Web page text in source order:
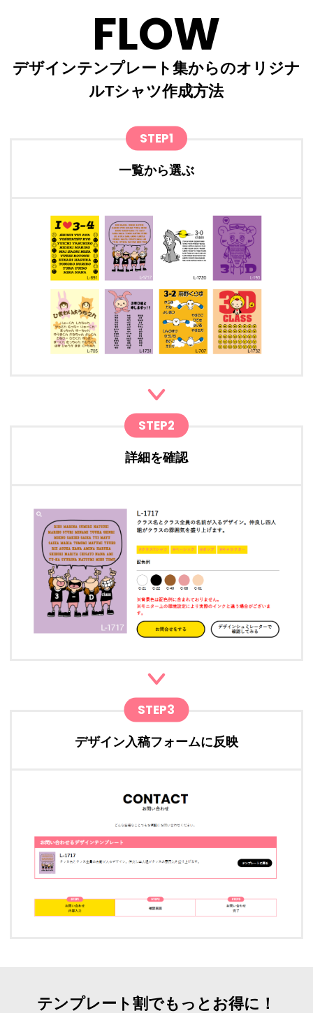
FLOW
デザインテンプレート集からのオリジナ
ルTシャツ作成方法
STEP1
一覧から選ぶ
STEP2
詳細を確認
STEP3
デザイン入稿フォームに反映
テンプレート割でもっとお得に！